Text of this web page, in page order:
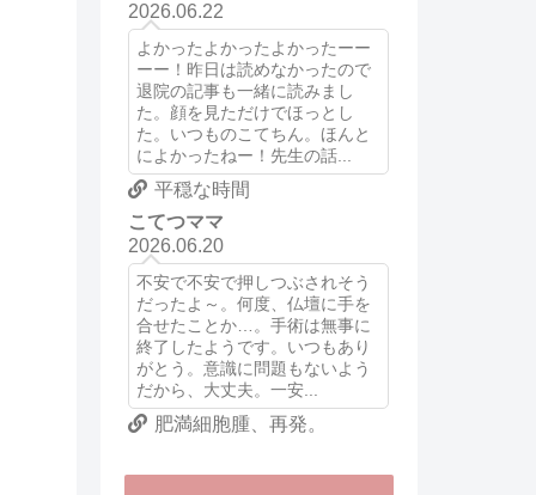
2026.06.22
よかったよかったよかったーー
ーー！昨日は読めなかったので
退院の記事も一緒に読みまし
た。顔を見ただけでほっとし
た。いつものこてちん。ほんと
によかったねー！先生の話...
平穏な時間
こてつママ
2026.06.20
不安で不安で押しつぶされそう
だったよ～。何度、仏壇に手を
合せたことか…。手術は無事に
終了したようです。いつもあり
がとう。意識に問題もないよう
だから、大丈夫。一安...
肥満細胞腫、再発。